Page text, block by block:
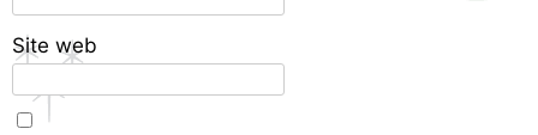
Site web